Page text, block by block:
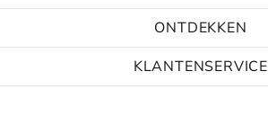
ONTDEKKEN
KLANTENSERVICE